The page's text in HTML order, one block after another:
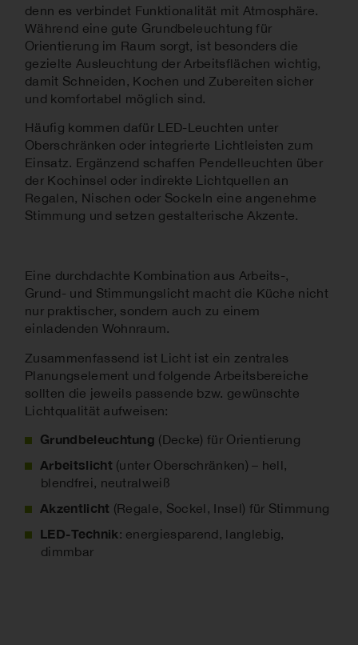
denn es verbindet Funktionalität mit Atmosphäre.
Während eine gute Grundbeleuchtung für
Orientierung im Raum sorgt, ist besonders die
gezielte Ausleuchtung der Arbeitsflächen wichtig,
damit Schneiden, Kochen und Zubereiten sicher
und komfortabel möglich sind.
Häufig kommen dafür LED-Leuchten unter
Oberschränken oder integrierte Lichtleisten zum
Einsatz. Ergänzend schaffen Pendelleuchten über
der Kochinsel oder indirekte Lichtquellen an
Regalen, Nischen oder Sockeln eine angenehme
Stimmung und setzen gestalterische Akzente.
Eine durchdachte Kombination aus Arbeits-,
Grund- und Stimmungslicht macht die Küche nicht
nur praktischer, sondern auch zu einem
einladenden Wohnraum.
Zusammenfassend ist Licht ist ein zentrales
Planungselement und folgende Arbeitsbereiche
sollten die jeweils passende bzw. gewünschte
Lichtqualität aufweisen:
Grundbeleuchtung (Decke) für Orientierung
Arbeitslicht (unter Oberschränken) – hell,
blendfrei, neutralweiß
Akzentlicht (Regale, Sockel, Insel) für Stimmung
LED-Technik: energiesparend, langlebig,
dimmbar